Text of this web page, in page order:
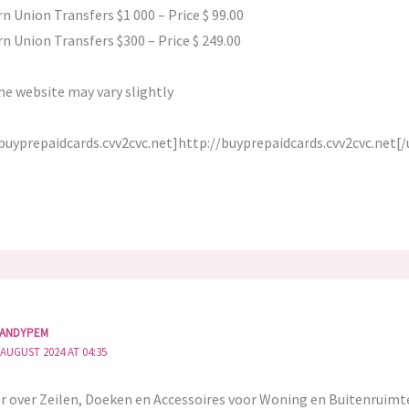
minimumloon. De kennis en kunde van huishoudsters is meerdere
meer respect dan het minimumloon.
vak in je bloed. Dat voel je aan alles. Dat is wat ik ook voel. Voor mij
lappen in mijn huis. Er komt ongetwijfeld aan dag dat ik onze
Union Transfers $1 000 – Price $ 99.00
Union Transfers $300 – Price $ 249.00
website may vary slightly
2024 AT 04:35
over Zeilen, Doeken en Accessoires voor Woning en